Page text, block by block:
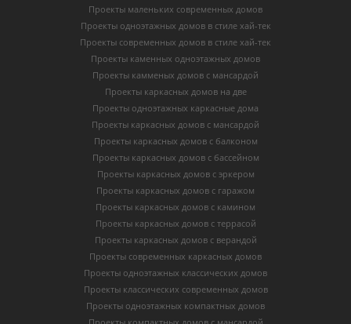
Проекты маленьких современных домов
Проекты одноэтажных домов в стиле хай-тек
Проекты современных домов в стиле хай-тек
Проекты каменных одноэтажных домов
Проекты камменых домов с мансардой
Проекты каркасных домов на две
Проекты одноэтажных каркасные дома
Проекты каркасных домов с мансардой
Проекты каркасных домов с балконом
Проекты каркасных домов с бассейном
Проекты каркасных домов с эркером
Проекты каркасных домов с гаражом
Проекты каркасных домов с камином
Проекты каркасных домов с террасой
Проекты каркасных домов с верандой
Проекты современных каркасных домов
Проекты одноэтажных классических домов
Проекты классических современных домов
Проекты одноэтажных компактных домов